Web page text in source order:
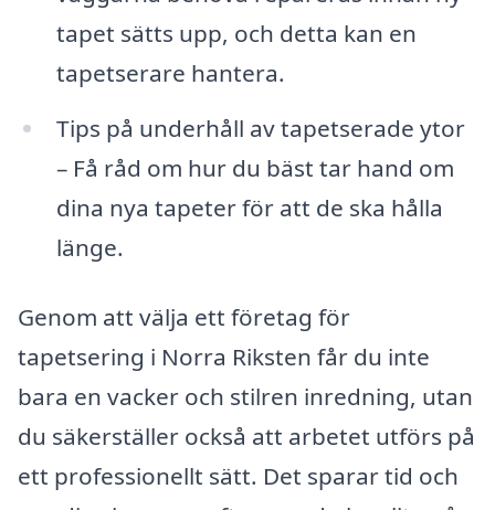
tapet sätts upp, och detta kan en
tapetserare hantera.
Tips på underhåll av tapetserade ytor
– Få råd om hur du bäst tar hand om
dina nya tapeter för att de ska hålla
länge.
Genom att välja ett företag för
tapetsering i Norra Riksten får du inte
bara en vacker och stilren inredning, utan
du säkerställer också att arbetet utförs på
ett professionellt sätt. Det sparar tid och